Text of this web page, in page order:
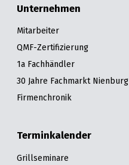
Unternehmen
Mitarbeiter
QMF-Zertifizierung
1a Fachhändler
30 Jahre Fachmarkt Nienburg
Firmenchronik
Terminkalender
Grillseminare